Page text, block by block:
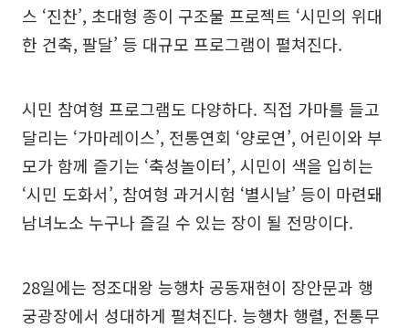
스 ‘진찬’, 초대형 종이 구조물 프로젝트 ‘시민의 위대
한 건축, 팔달’ 등 대규모 프로그램이 펼쳐진다.
시민 참여형 프로그램도 다양하다. 직접 가마를 들고
달리는 ‘가마레이스’, 전통연회 ‘양로연’, 어린이와 부
모가 함께 즐기는 ‘축성놀이터’, 시민이 색을 입히는
‘시민 도화서’, 참여형 과거시험 ‘별시날’ 등이 마련돼
남녀노소 누구나 즐길 수 있는 장이 될 전망이다.
28일에는 정조대왕 능행차 공동재현이 장안문과 행
궁광장에서 성대하게 펼쳐진다. 능행차 행렬, 전통무